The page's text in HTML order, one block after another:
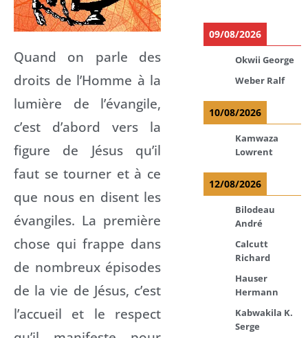
Quand on parle des
droits de l’Homme à la
lumière de l’évangile,
c’est d’abord vers la
figure de Jésus qu’il
faut se tourner et à ce
que nous en disent les
évangiles. La première
chose qui frappe dans
de nombreux épisodes
de la vie de Jésus, c’est
l’accueil et le respect
09/08/2026
Okwii George
Weber Ralf
10/08/2026
Kamwaza
Lowrent
12/08/2026
Bilodeau
André
Calcutt
Richard
Hauser
Hermann
Kabwakila K.
Serge